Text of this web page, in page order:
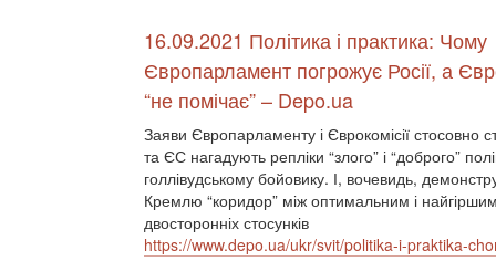
16.09.2021 Політика і практика: Чому
Європарламент погрожує Росії, а
“не помічає” – Depo.ua
Заяви Європарламенту і Єврокомісії стосовно
та ЄС нагадують репліки “злого” і “доброго”
голлівудському бойовику. І, вочевидь,
Кремлю “коридор” між оптимальним і
двосторонніх стосунків
https://www.depo.ua/ukr/svit/politika-i-praktika-